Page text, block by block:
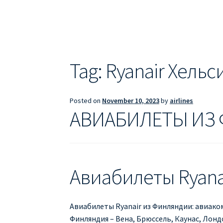
Информация по бронированию билетов
ПРАВИЛА РЕГИСТРАЦИИ ПРИЛОЖЕНИЕ
Tag: Ryanair
Posted on November 10, 2023by airlines
АВИАБИЛЕТЫ
Авиабилеты
Авиабилеты Ryanair из Финляндии:
Финляндия – Вена, Брюссель, Каунас,